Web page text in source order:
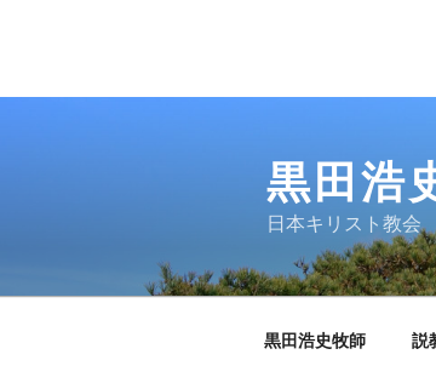
黒田浩
日本キリスト教会
黒田浩史牧師 説